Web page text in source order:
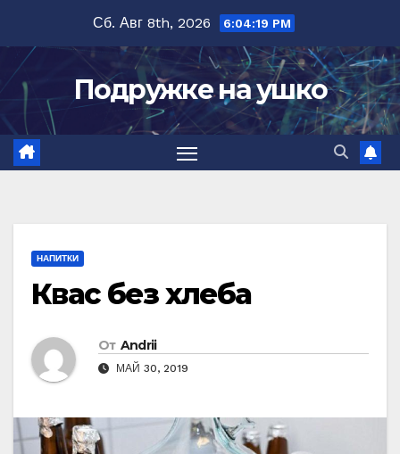
содержимому
Сб. Авг 8th, 2026 6:04:19 PM
Подружке на ушко
НАПИТКИ
Квас без хлеба
От Andrii
МАЙ 30, 2019